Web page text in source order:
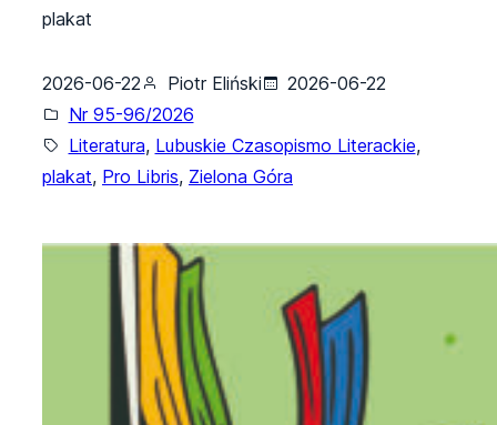
plakat
2026-06-22 Piotr Eliński
2026-06-22
Nr 95-96/2026
Literatura, Lubuskie Czasopismo Literackie,
plakat, Pro Libris, Zielona Góra